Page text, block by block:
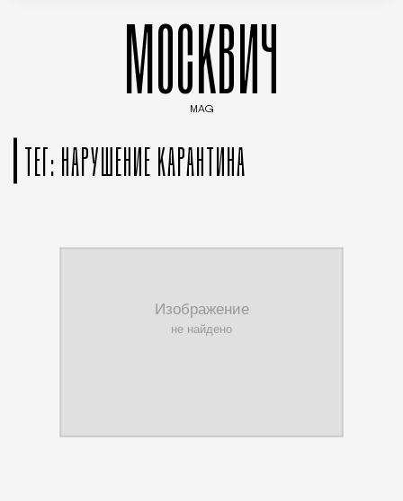
МОСКВИЧ
MAG
ТЕГ: НАРУШЕНИЕ КАРАНТИНА